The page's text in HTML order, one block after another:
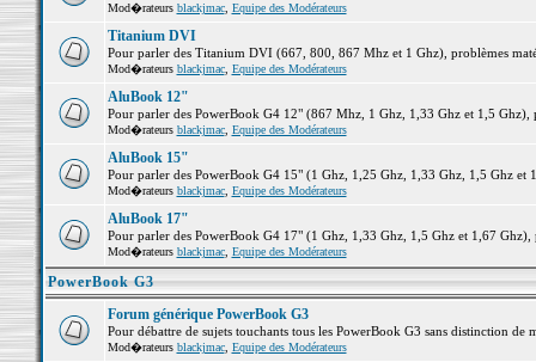
Mod�rateurs blackjmac, Equipe des Modérateurs
Titanium DVI
Pour parler des Titanium DVI (667, 800, 867 Mhz et 1 Ghz), problèmes
Mod�rateurs blackjmac, Equipe des Modérateurs
AluBook 12"
Pour parler des PowerBook G4 12" (867 Mhz, 1 Ghz, 1,33 Ghz et 1,5 Ghz),
Mod�rateurs blackjmac, Equipe des Modérateurs
AluBook 15"
Pour parler des PowerBook G4 15" (1 Ghz, 1,25 Ghz, 1,33 Ghz, 1,5 Ghz et
Mod�rateurs blackjmac, Equipe des Modérateurs
AluBook 17"
Pour parler des PowerBook G4 17" (1 Ghz, 1,33 Ghz, 1,5 Ghz et 1,67 Ghz),
Mod�rateurs blackjmac, Equipe des Modérateurs
PowerBook G3
Forum générique PowerBook G3
Pour débattre de sujets touchants tous les PowerBook G3 sans distinction de
Mod�rateurs blackjmac, Equipe des Modérateurs